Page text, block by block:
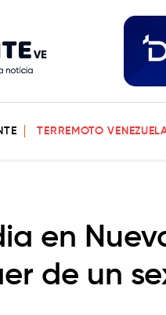
TERREMOTO
en
de un